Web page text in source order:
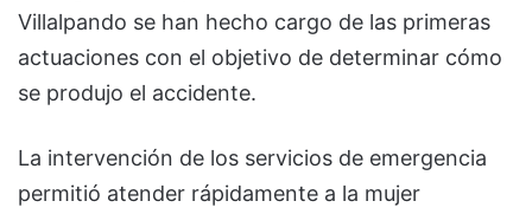
Villalpando se han hecho cargo de las primeras
actuaciones con el objetivo de determinar cómo
se produjo el accidente.
La intervención de los servicios de emergencia
permitió atender rápidamente a la mujer